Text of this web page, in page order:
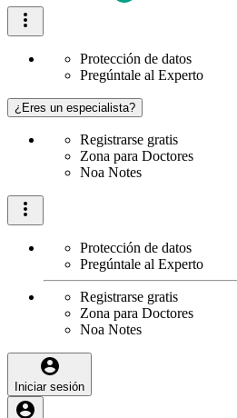
Protección de datos
Pregúntale al Experto
¿Eres un especialista?
Registrarse gratis
Zona para Doctores
Noa Notes
Protección de datos
Pregúntale al Experto
Registrarse gratis
Zona para Doctores
Noa Notes
Iniciar sesión